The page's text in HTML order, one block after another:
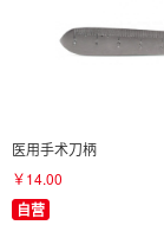
医用手术刀柄
￥14.00
自营